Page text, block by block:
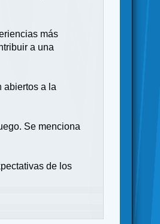
más
a una
abiertos a la
Se menciona
de los